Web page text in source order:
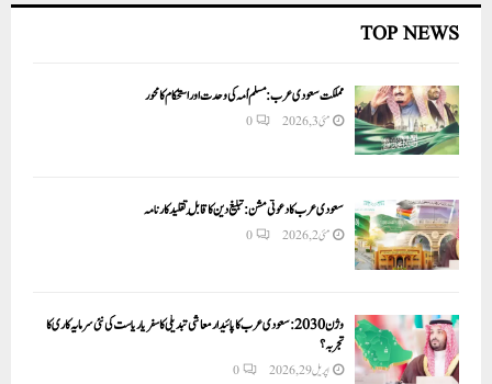
TOP NEWS
مملکت سعودی عرب: مسلم اُمہ کی وحدت اور استحکام کا محور
مئی 3, 2026 0
سعودی عرب کا دعوتی مشن: تبلیغ دین کا قابلِ تقلید کارنامہ
مئی 2, 2026 0
وژن 2030:سعودی عرب کا پائیدار معاشی تبدیلی کا سفر یا ریاست کی نئی سرمایہ کاری کا
تجربہ؟
اپریل 29, 2026 0